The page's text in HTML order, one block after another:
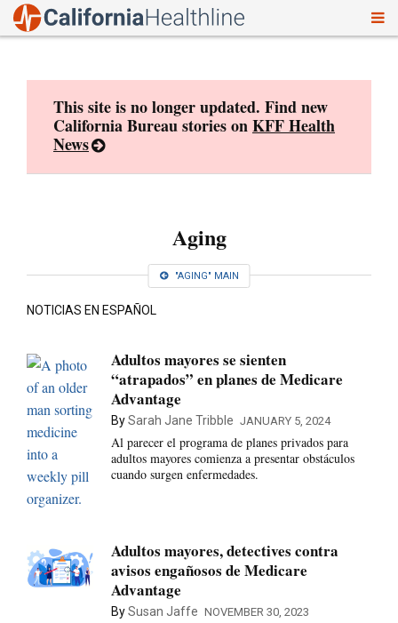
This site is no longer updated. Find new
California Bureau stories onKFF Health
News
Aging
"AGING" MAIN
NOTICIAS EN ESPAÑOL
Adultos mayores se sienten
“atrapados” en planes de Medicare
Advantage
BySarah Jane Tribble JANUARY 5, 2024
Al parecer el programa de planes privados para
adultos mayores comienza a presentar obstáculos
cuando surgen enfermedades.
Adultos mayores, detectives contra
avisos engañosos de Medicare
Advantage
BySusan Jaffe NOVEMBER 30, 2023